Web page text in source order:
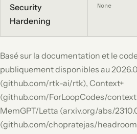
Security
Hardening
None
Basé sur la documentation et le
publiquement disponibles au
(github.com/rtk-ai/rtk), Context+
(github.com/ForLoopCodes/
MemGPT/Letta (arxiv.org/abs/
(github.com/chopratejas/